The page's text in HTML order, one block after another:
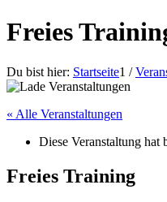
Freies
Du bist hier: Startseite1 /
« Alle Veranstaltungen
Diese Veranstaltung hat
Freies Training